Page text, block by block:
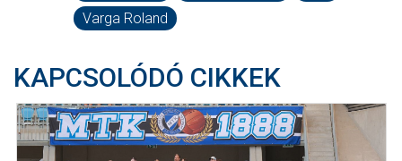
Varga Roland
KAPCSOLÓDÓ CIKKEK